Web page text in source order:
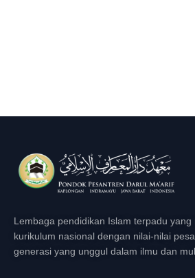
Lembaga pendidikan Islam terpadu yang
kurikulum nasional dengan nilai-nilai
generasi yang unggul dalam ilmu dan